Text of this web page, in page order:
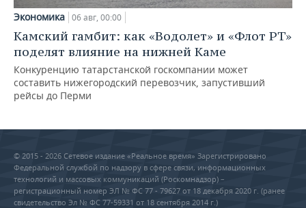
Экономика 06 авг, 00:00
Камский гамбит: как «Водолет» и «Флот РТ»
поделят влияние на нижней Каме
Конкуренцию татарстанской госкомпании может
составить нижегородский перевозчик, запустивший
рейсы до Перми
© 2015 - 2026 Сетевое издание «Реальное время» Зарегистрировано
Федеральной службой по надзору в сфере связи, информационных
технологий и массовых коммуникаций (Роскомнадзор) –
регистрационный номер ЭЛ № ФС 77 - 79627 от 18 декабря 2020 г. (ранее
свидетельство Эл № ФС 77-59331 от 18 сентября 2014 г.)